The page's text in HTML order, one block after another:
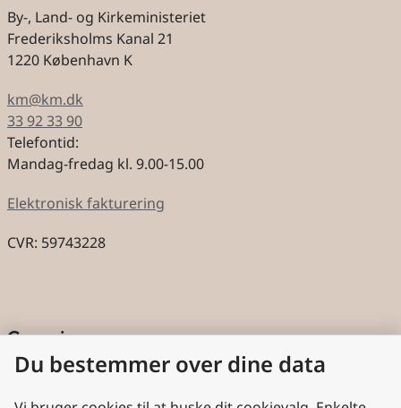
By-, Land- og Kirkeministeriet
Frederiksholms Kanal 21
1220 København K
km@km.dk
33 92 33 90
Telefontid:
Mandag-fredag kl. 9.00-15.00
Elektronisk fakturering
CVR: 59743228
Genveje
Cookies
Du bestemmer over dine data